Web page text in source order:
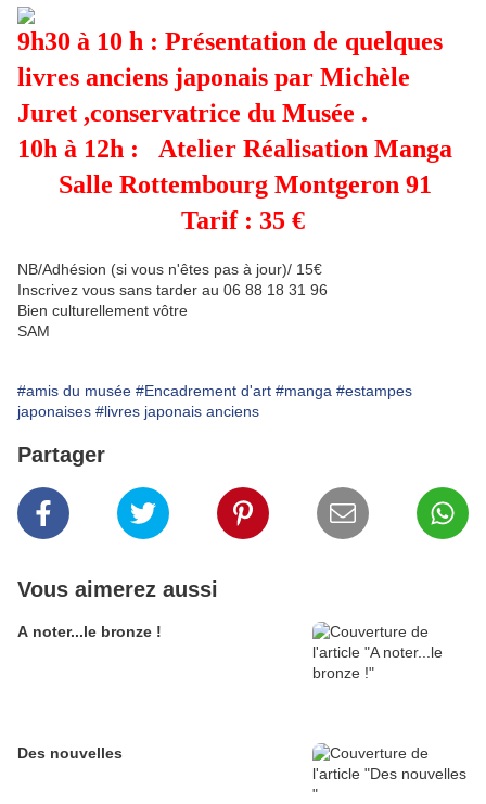
9h30 à 10 h : Présentation de quelques
livres anciens japonais par Michèle
Juret ,conservatrice du Musée .
10h à 12h : Atelier Réalisation Manga
Salle Rottembourg Montgeron 91
Tarif : 35 €
NB/Adhésion (si vous n'êtes pas à jour)/ 15€
Inscrivez vous sans tarder au 06 88 18 31 96
Bien culturellement vôtre
SAM
#amis du musée #Encadrement d'art #manga #estampes
japonaises #livres japonais anciens
Partager
Vous aimerez aussi
A noter...le bronze !
Des nouvelles